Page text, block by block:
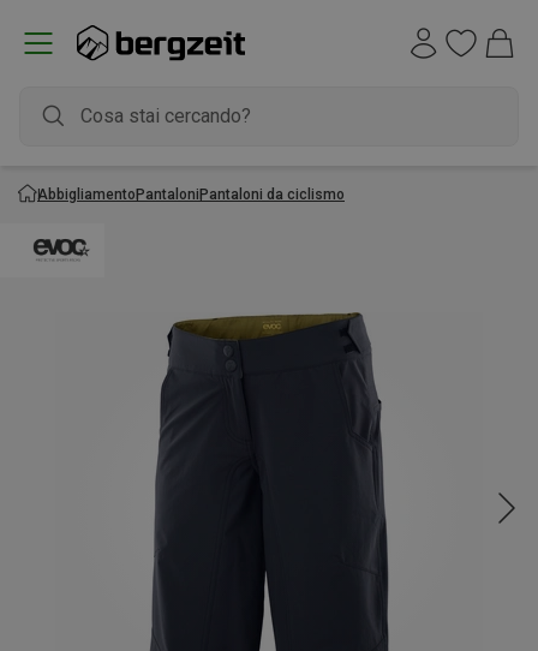
AbbigliamentoPantaloniPantaloni da ciclismo